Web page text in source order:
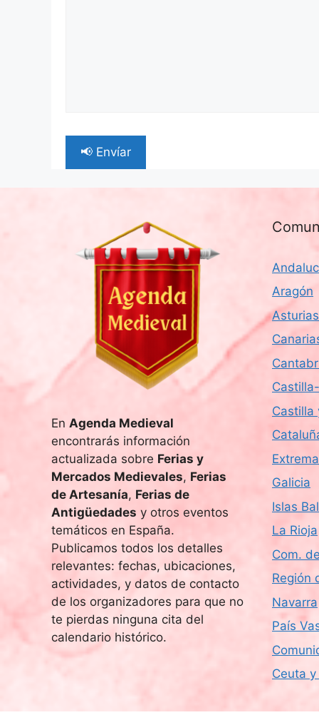
En Agenda Medieval
encontrarás información
actualizada sobre Ferias y
Mercados Medievales, Ferias
de Artesanía, Ferias de
Antigüedades y otros eventos
temáticos en España.
Publicamos todos los detalles
relevantes: fechas, ubicaciones,
actividades, y datos de contacto
de los organizadores para que no
te pierdas ninguna cita del
calendario histórico.
Aragón
Asturias
Castilla
Galicia
Islas
La Rioja
Com.
Región
Navarra
País
Ceuta